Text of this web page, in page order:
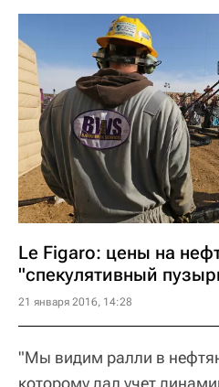
Le Figaro: цены на
"спекулятивный
21 января 2016, 14:28
"Мы видим ралли в
которому дал учет